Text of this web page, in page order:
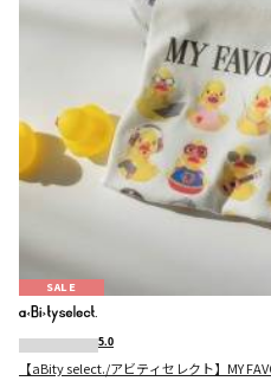
SALE
5.0
【aBity select./アビティセレクト】MY